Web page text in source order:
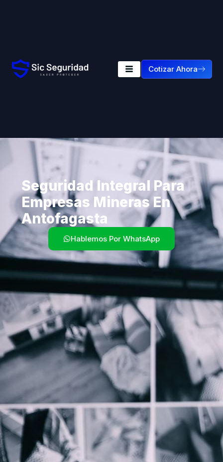
Cotizar Ahora
Seguridad Integral Para
Empresas Mineras En
Antofagasta
Hablemos Por WhatsApp